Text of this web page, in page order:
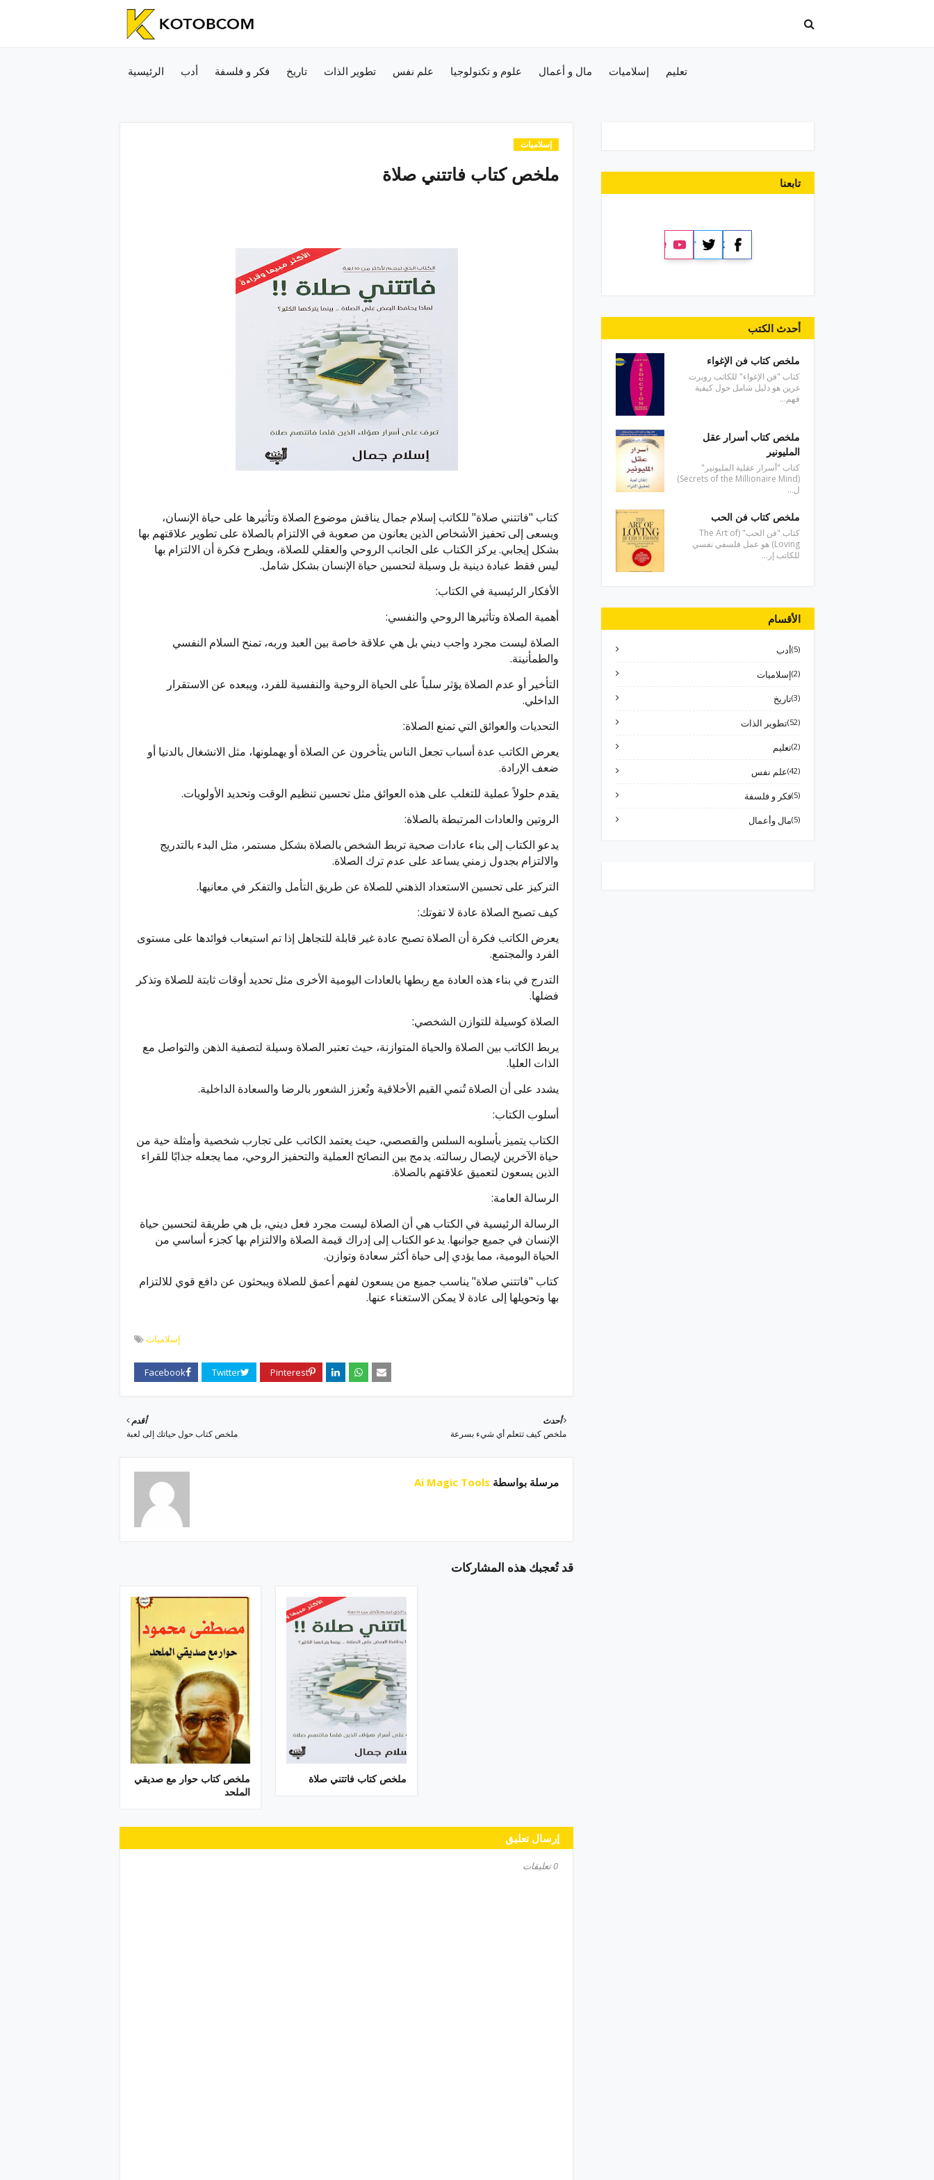
الرئيسية أدب فكر و فلسفة تاريخ تطوير الذات علم نفس علوم و تكنولوجيا مال و أعمال إسلاميات تعليم
إسلاميات
ملخص كتاب فاتتني صلاة
كتاب "فاتتني صلاة" للكاتب إسلام جمال يناقش موضوع الصلاة وتأثيرها على حياة الإنسان،
ويسعى إلى تحفيز الأشخاص الذين يعانون من صعوبة في الالتزام بالصلاة على تطوير علاقتهم بها
بشكل إيجابي. يركز الكتاب على الجانب الروحي والعقلي للصلاة، ويطرح فكرة أن الالتزام بها
ليس فقط عبادة دينية بل وسيلة لتحسين حياة الإنسان بشكل شامل.
الأفكار الرئيسية في الكتاب:
أهمية الصلاة وتأثيرها الروحي والنفسي:
الصلاة ليست مجرد واجب ديني بل هي علاقة خاصة بين العبد وربه، تمنح السلام النفسي
والطمأنينة.
التأخير أو عدم الصلاة يؤثر سلباً على الحياة الروحية والنفسية للفرد، ويبعده عن الاستقرار
الداخلي.
التحديات والعوائق التي تمنع الصلاة:
يعرض الكاتب عدة أسباب تجعل الناس يتأخرون عن الصلاة أو يهملونها، مثل الانشغال بالدنيا أو
ضعف الإرادة.
يقدم حلولاً عملية للتغلب على هذه العوائق مثل تحسين تنظيم الوقت وتحديد الأولويات.
الروتين والعادات المرتبطة بالصلاة:
يدعو الكتاب إلى بناء عادات صحية تربط الشخص بالصلاة بشكل مستمر، مثل البدء بالتدريج
والالتزام بجدول زمني يساعد على عدم ترك الصلاة.
التركيز على تحسين الاستعداد الذهني للصلاة عن طريق التأمل والتفكر في معانيها.
كيف تصبح الصلاة عادة لا تفوتك:
يعرض الكاتب فكرة أن الصلاة تصبح عادة غير قابلة للتجاهل إذا تم استيعاب فوائدها على مستوى
الفرد والمجتمع.
التدرج في بناء هذه العادة مع ربطها بالعادات اليومية الأخرى مثل تحديد أوقات ثابتة للصلاة وتذكر
فضلها.
الصلاة كوسيلة للتوازن الشخصي:
يربط الكاتب بين الصلاة والحياة المتوازنة، حيث تعتبر الصلاة وسيلة لتصفية الذهن والتواصل مع
الذات العليا.
يشدد على أن الصلاة تُنمي القيم الأخلاقية وتُعزز الشعور بالرضا والسعادة الداخلية.
أسلوب الكتاب:
الكتاب يتميز بأسلوبه السلس والقصصي، حيث يعتمد الكاتب على تجارب شخصية وأمثلة حية من
حياة الآخرين لإيصال رسالته. يدمج بين النصائح العملية والتحفيز الروحي، مما يجعله جذابًا للقراء
الذين يسعون لتعميق علاقتهم بالصلاة.
الرسالة العامة:
الرسالة الرئيسية في الكتاب هي أن الصلاة ليست مجرد فعل ديني، بل هي طريقة لتحسين حياة
الإنسان في جميع جوانبها. يدعو الكتاب إلى إدراك قيمة الصلاة والالتزام بها كجزء أساسي من
الحياة اليومية، مما يؤدي إلى حياة أكثر سعادة وتوازن.
كتاب "فاتتني صلاة" يناسب جميع من يسعون لفهم أعمق للصلاة ويبحثون عن دافع قوي للالتزام
بها وتحويلها إلى عادة لا يمكن الاستغناء عنها.
إسلاميات
أحدث
ملخص كيف تتعلم أي شيء بسرعة
أقدم
ملخص كتاب حول حياتك إلى لعبة
مرسلة بواسطة
قد تُعجبك هذه المشاركات
ملخص كتاب حوار مع صديقي
الملحد
ملخص كتاب فاتتني صلاة
إرسال تعليق
0 تعليقات
تابعنا
Facebook
Twitter
YouTube
أحدث الكتب
ملخص كتاب فن الإغواء
كتاب "فن الإغواء" للكاتب روبرت
غرين هو دليل شامل حول كيفية
فهم…
ملخص كتاب أسرار عقل
المليونير
كتاب "أسرار عقلية المليونير"
(Secrets of the Millionaire Mind)
ل…
ملخص كتاب فن الحب
كتاب "فن الحب" (The Art of
Loving) هو عمل فلسفي نفسي
للكاتب إر…
الأقسام
أدب (5)
إسلاميات (2)
تاريخ (3)
تطوير الذات (52)
تعليم (2)
علم نفس (42)
فكر و فلسفة (5)
مال وأعمال (5)